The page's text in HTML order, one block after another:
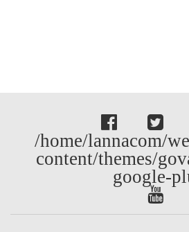
/home/lannacom/
content/themes/
google-